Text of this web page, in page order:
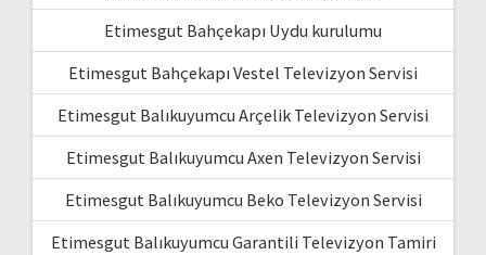
Etimesgut Bahçekapı Uydu kurulumu
Etimesgut Bahçekapı Vestel Televizyon Servisi
Etimesgut Balıkuyumcu Arçelik Televizyon Servisi
Etimesgut Balıkuyumcu Axen Televizyon Servisi
Etimesgut Balıkuyumcu Beko Televizyon Servisi
Etimesgut Balıkuyumcu Garantili Televizyon Tamiri